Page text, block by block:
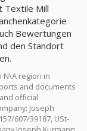
Textile Mill
Bewertungen
den Standort
N\A region in
and documents
official
Joseph
607/39187, USt-